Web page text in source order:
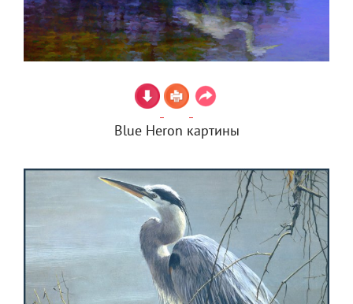
Blue Heron картины